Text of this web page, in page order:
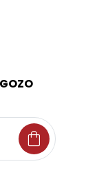
shopping_bag